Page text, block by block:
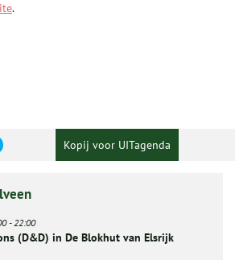
.
Kopij voor UITagenda
-22:00
(D&D) in De Blokhut van Elsrijk